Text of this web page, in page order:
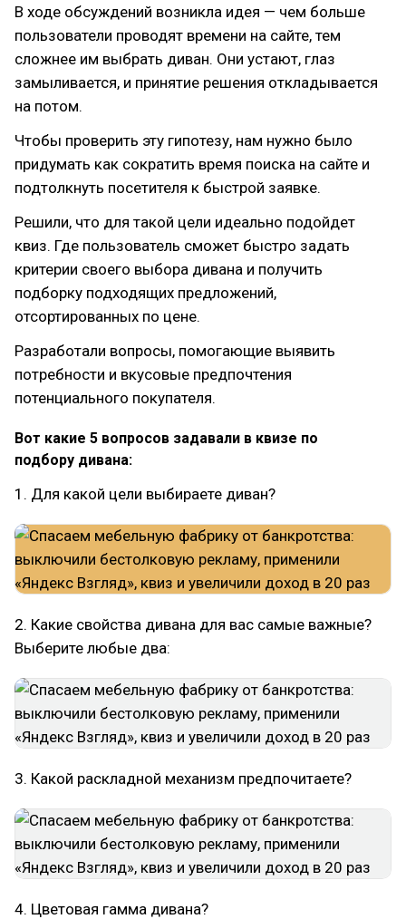
В ходе обсуждений возникла идея — чем больше
пользователи проводят времени на сайте, тем
сложнее им выбрать диван. Они устают, глаз
замыливается, и принятие решения откладывается
на потом.
Чтобы проверить эту гипотезу, нам нужно было
придумать как сократить время поиска на сайте и
подтолкнуть посетителя к быстрой заявке.
Решили, что для такой цели идеально подойдет
квиз. Где пользователь сможет быстро задать
критерии своего выбора дивана и получить
подборку подходящих предложений,
отсортированных по цене.
Разработали вопросы, помогающие выявить
потребности и вкусовые предпочтения
потенциального покупателя.
Вот какие 5 вопросов задавали в квизе по
подбору дивана:
1. Для какой цели выбираете диван?
2. Какие свойства дивана для вас самые важные?
Выберите любые два:
3. Какой раскладной механизм предпочитаете?
4. Цветовая гамма дивана?